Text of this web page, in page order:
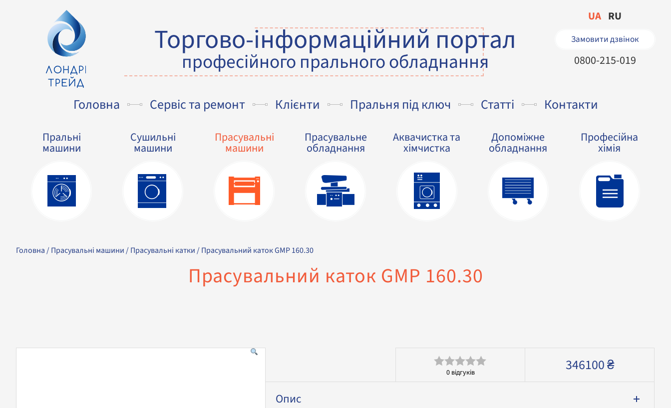
Торгово-інформаційний портал
професійного прального обладнання
UA RU
Замовити дзвінок
0800-215-019
Головна Сервіс та ремонт Клієнти Пральня під ключ Статті Контакти
Пральні
машини
Сушильні
машини
Прасувальні
машини
Прасувальне
обладнання
Аквачистка та
хімчистка
Допоміжне
обладнання
Професійна
хімія
Головна/Прасувальні машини/Прасувальні катки/ Прасувальний каток GMP 160.30
Прасувальний каток GMP 160.30
Оцінено
0відгуків 346100₴
Опис